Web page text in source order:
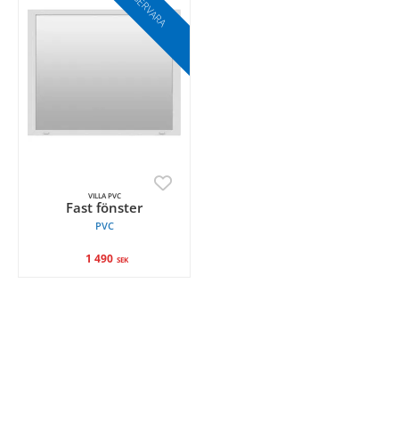
VILLA PVC
Fast fönster
PVC
1 490 SEK